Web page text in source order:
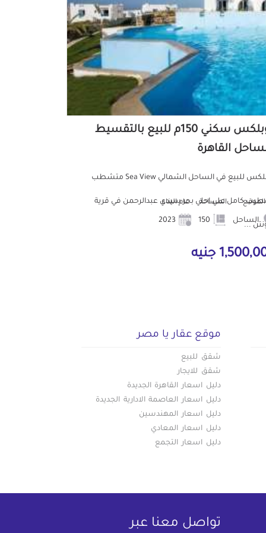
دوبلكس سكني 150م للبيع بالتقسيط
القاهرة
دوبلكس للبيع في الساحل الشمالي Sea View متشطب
كامل علي احلي بحر سيدي عبدالرحمن في قرية
...
الموقع
الساحل
المساحة عام البناء
جنيه
موقع عقار يا مصر
شقق للبيع
شقق للايجار
دليل اسعار القاهرة الجديدة
دليل اسعار العاصمة الادارية الجديدة
دليل اسعار المهندسين
دليل اسعار المعادي
دليل اسعار التجمع
تواصل معنا عبر